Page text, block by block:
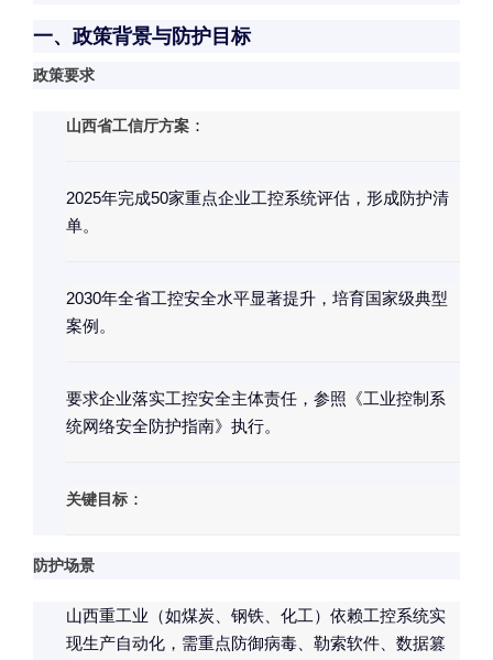
一、政策背景与防护目标
政策要求
山西省工信厅方案 ：
2025年完成50家重点企业工控系统评估，形成防护清
单。
2030年全省工控安全水平显著提升，培育国家级典型
案例。
要求企业落实工控安全主体责任，参照《工业控制系
统网络安全防护指南》执行。
关键目标 ：
防护场景
山西重工业（如煤炭、钢铁、化工）依赖工控系统实
现生产自动化，需重点防御病毒、勒索软件、数据篡